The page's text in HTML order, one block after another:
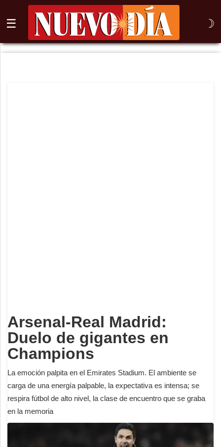
☰ ☽
⌕
Arsenal-Real Madrid:
Duelo de gigantes en
Champions
La emoción palpita en el Emirates Stadium. El ambiente se
carga de una energía palpable, la expectativa es intensa; se
respira fútbol de alto nivel, la clase de encuentro que se graba
en la memoria